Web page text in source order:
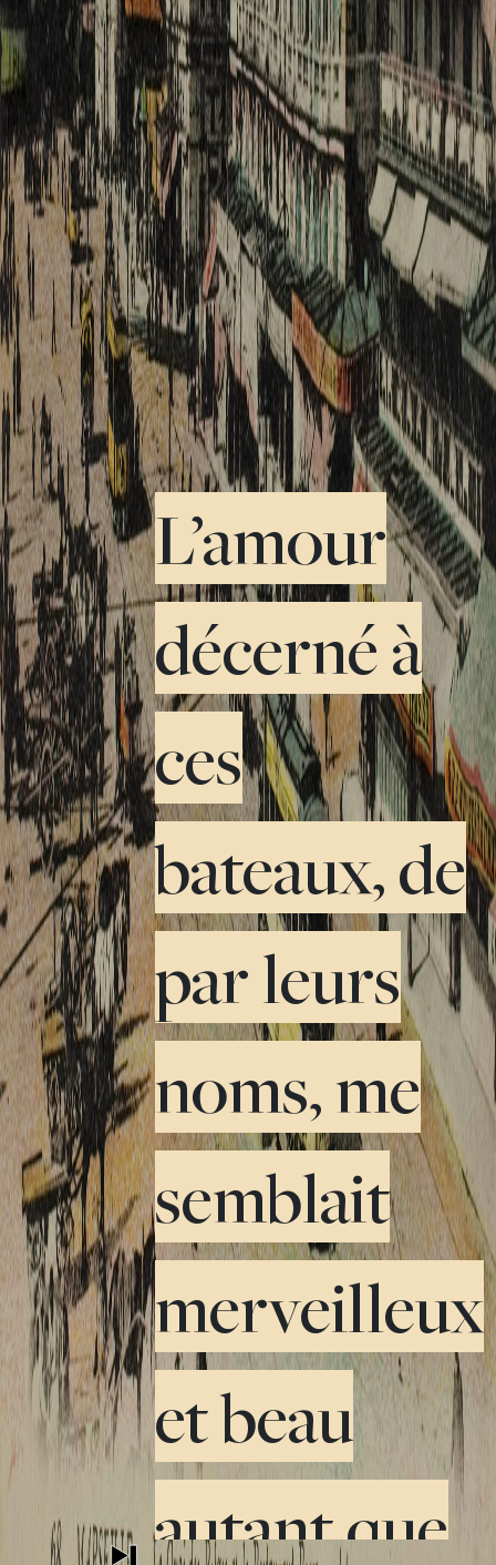
L’amour
décerné à
ces
bateaux, de
par leurs
noms, me
semblait
merveilleux
et beau
autant que